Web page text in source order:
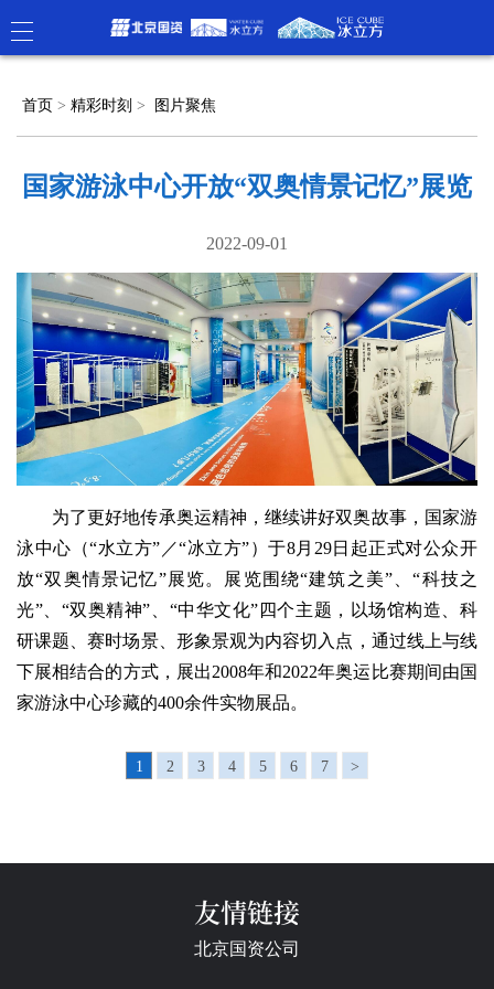
首页 > 精彩时刻 > 图片聚焦
国家游泳中心开放“双奥情景记忆”展览
2022-09-01
为了更好地传承奥运精神，继续讲好双奥故事，国家游
泳中心（“水立方”／“冰立方”）于8月29日起正式对公众开
放“双奥情景记忆”展览。展览围绕“建筑之美”、“科技之
光”、“双奥精神”、“中华文化”四个主题，以场馆构造、科
研课题、赛时场景、形象景观为内容切入点，通过线上与线
下展相结合的方式，展出2008年和2022年奥运比赛期间由国
家游泳中心珍藏的400余件实物展品。
1 2 3 4 5 6 7 >
友情链接
北京国资公司